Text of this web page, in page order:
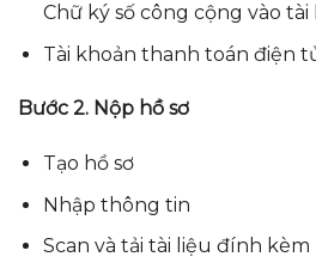
Chữ ký số công cộng vào tài
Tài khoản thanh toán điện
Bước 2. Nộp hồ sơ
Tạo hồ sơ
Nhập thông tin
Scan và tải tài liệu đính kèm